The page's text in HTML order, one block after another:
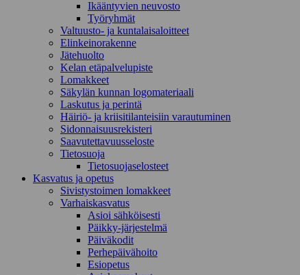
Ikääntyvien neuvosto
Työryhmät
Valtuusto- ja kuntalaisaloitteet
Elinkeinorakenne
Jätehuolto
Kelan etäpalvelupiste
Lomakkeet
Säkylän kunnan logomateriaali
Laskutus ja perintä
Häiriö- ja kriisitilanteisiin varautuminen
Sidonnaisuusrekisteri
Saavutettavuusseloste
Tietosuoja
Tietosuojaselosteet
Kasvatus ja opetus
Sivistystoimen lomakkeet
Varhaiskasvatus
Asioi sähköisesti
Päikky-järjestelmä
Päiväkodit
Perhepäivähoito
Esiopetus